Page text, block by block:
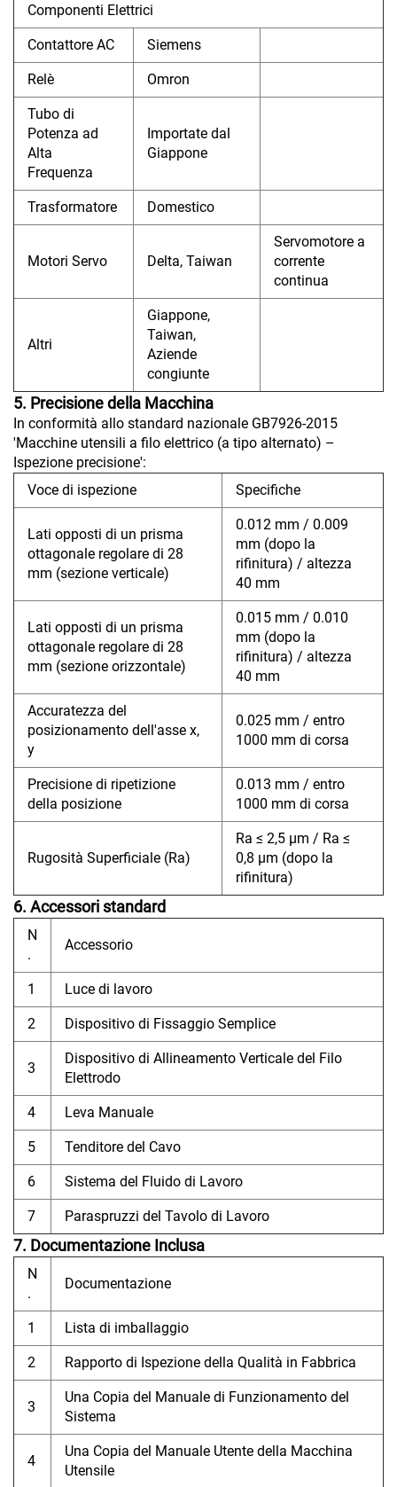
Componenti Elettrici
Contattore AC Siemens
Relè Omron
Tubo di
Potenza ad
Alta
Frequenza
Importate dal
Giappone
Trasformatore Domestico
Motori Servo Delta, Taiwan
Servomotore a
corrente
continua
Altri
Giappone,
Taiwan,
Aziende
congiunte
5. Precisione della Macchina
In conformità allo standard nazionale GB7926-2015
'Macchine utensili a filo elettrico (a tipo alternato) –
Ispezione precisione':
Voce di ispezione
Specifiche
Lati opposti di un prisma
ottagonale regolare di 28
mm (sezione verticale)
0.012 mm / 0.009
mm (dopo la
rifinitura) / altezza
40 mm
Lati opposti di un prisma
ottagonale regolare di 28
mm (sezione orizzontale)
0.015 mm / 0.010
mm (dopo la
rifinitura) / altezza
40 mm
Accuratezza del
posizionamento dell'asse x,
y
0.025 mm / entro
1000 mm di corsa
Precisione di ripetizione
della posizione
0.013 mm / entro
1000 mm di corsa
Rugosità Superficiale (Ra)
Ra ≤ 2,5 μm / Ra ≤
0,8 μm (dopo la
rifinitura)
6. Accessori standard
N
.
Accessorio
1 Luce di lavoro
2 Dispositivo di Fissaggio Semplice
3
Dispositivo di Allineamento Verticale del Filo
Elettrodo
4 Leva Manuale
5 Tenditore del Cavo
6 Sistema del Fluido di Lavoro
7 Paraspruzzi del Tavolo di Lavoro
7. Documentazione Inclusa
N
.
Documentazione
1 Lista di imballaggio
2 Rapporto di Ispezione della Qualità in Fabbrica
3
Una Copia del Manuale di Funzionamento del
Sistema
4
Una Copia del Manuale Utente della Macchina
Utensile